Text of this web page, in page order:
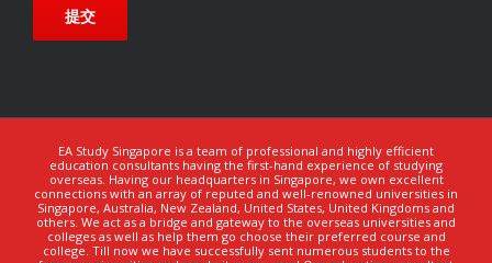
EA Study Singapore is a team of professional and highly efficient
education consultants having the first-hand experience of studying
overseas. Having our headquarters in Singapore, we own excellent
connections with an array of reputed and well-renowned universities in
Singapore, Australia, New Zealand, United States, United Kingdoms and
others. We act as a bridge and gateway to the overseas universities and
colleges as well as help them go choose their preferred course and
college. Till now we have successfully sent numerous students to the